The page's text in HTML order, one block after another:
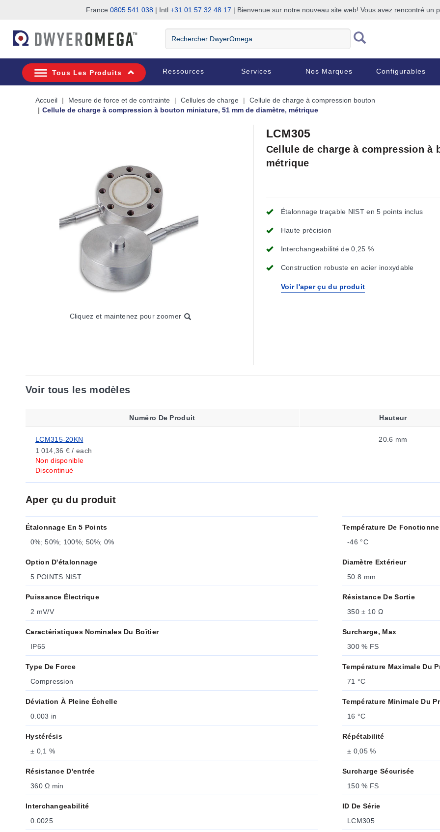
France 0805 541 038| Intl +31 01 57 32 48 17 | Bienvenue sur notre nouveau site web! Vous avez rencontré un
Rechercher
DwyerOmega
Tous Les Produits Ressources Services Nos Marques Configurables
Accueil Mesure de force et de contrainte Cellules de charge
Cellule de charge à compression bouton
Cellule de charge à compression à bouton miniature, 51 mm de diamètre, métrique
Cliquez et maintenez pour zoomer
LCM305
Cellule de charge à compression à
métrique
Étalonnage traçable NIST en 5 points inclus
Haute précision
Interchangeabilité de 0,25 %
Construction robuste en acier inoxydable
Voir l'aper çu du produit
Voir tous les modèles
Numéro De Produit Hauteur
LCM315-20KN
1 014,36 € / each
Non disponible
Discontinué
20.6 mm
Aper çu du produit
Étalonnage En 5 Points
0%; 50%; 100%; 50%; 0%
Option D'étalonnage
5 POINTS NIST
Puissance Électrique
2 mV/V
Caractéristiques Nominales Du Boîtier
IP65
Type De Force
Compression
Déviation À Pleine Échelle
0.003 in
Hystérésis
± 0,1 %
Résistance D'entrée
360 Ω min
Interchangeabilité
0.0025
Température De
-46 °C
Diamètre Extérieur
50.8 mm
Résistance De Sortie
350 ± 10 Ω
Surcharge, Max
300 % FS
Température Maximale Du
71 °C
Température Minimale Du
16 °C
Répétabilité
± 0,05 %
Surcharge Sécurisée
150 % FS
ID De Série
LCM305